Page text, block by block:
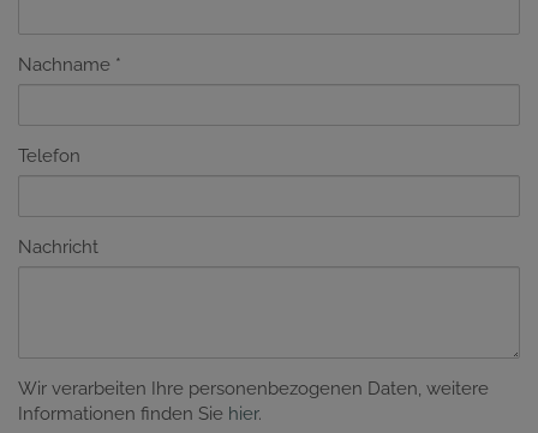
Nachname
Telefon
Nachricht
Wir verarbeiten Ihre personenbezogenen Daten, weitere
Informationen finden Sie hier.